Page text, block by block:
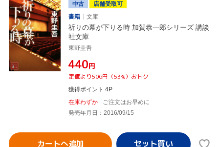
中古
店舗受取可
書籍
文庫
祈りの幕が下りる時 加賀恭一郎シリーズ 講談
社文庫
東野圭吾
¥440円
定価より506円（53%）おトク
獲得ポイント 4P
在庫わずか
ご注文はお早めに
発売年月日：2016/09/15
カートへ追加